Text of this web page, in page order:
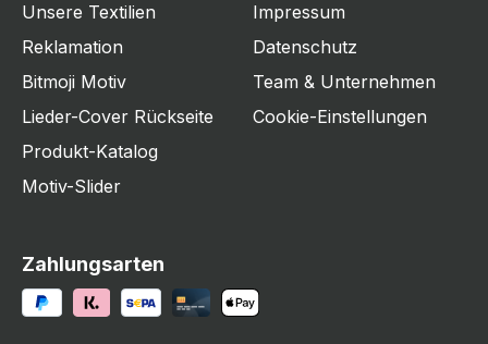
Unsere Textilien
Reklamation
Bitmoji Motiv
Lieder-Cover Rückseite
Produkt-Katalog
Motiv-Slider
Impressum
Datenschutz
Team & Unternehmen
Cookie-Einstellungen
Zahlungsarten